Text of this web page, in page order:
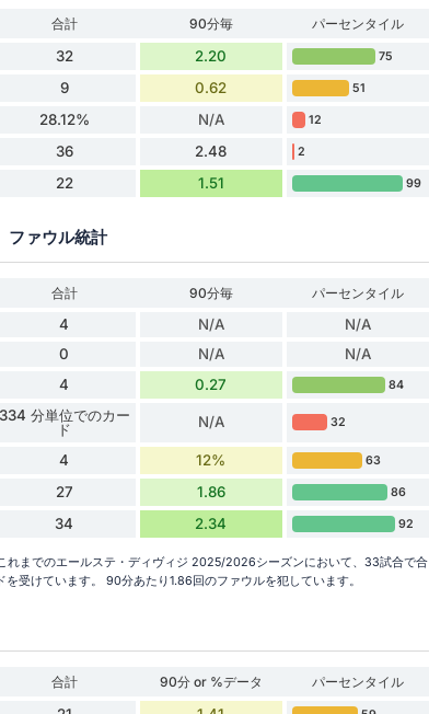
合計 90分毎
パーセンタイル
32 2.20 75
9 0.62 51
28.12% N/A 12
36 2.48 2
22 1.51 99
ファウル統計
合計 90分毎
パーセンタイル
4 N/A N/A
0 N/A N/A
4 0.27 84
334 分単位でのカー
ド
N/A 32
4 12% 63
27 1.86 86
34 2.34 92
れまでのエールステ・ディヴィジ 2025/2026シーズンにおいて、33試合で合
受けています。 90分あたり1.86回のファウルを犯しています。
合計 90分 or %データ
パーセンタイル